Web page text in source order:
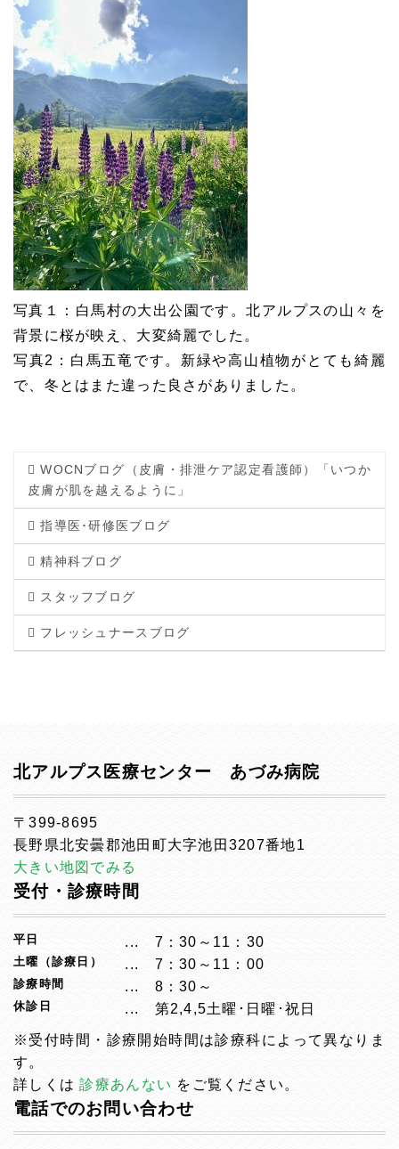
写真１：白馬村の大出公園です。北アルプスの山々を
背景に桜が映え、大変綺麗でした。
写真2：白馬五竜です。新緑や高山植物がとても綺麗
で、冬とはまた違った良さがありました。
WOCNブログ（皮膚・排泄ケア認定看護師）「いつか
皮膚が肌を越えるように」
指導医･研修医ブログ
精神科ブログ
スタッフブログ
フレッシュナースブログ
北アルプス医療センター あづみ病院
〒399-8695
長野県北安曇郡池田町大字池田3207番地1
大きい地図でみる
受付・診療時間
平日 7：30～11：30
土曜（診療日） 7：30～11：00
診療時間 8：30～
休診日 第2,4,5土曜･日曜･祝日
※受付時間・診療開始時間は診療科によって異なりま
す。
詳しくは診療あんない をご覧ください。
電話でのお問い合わせ